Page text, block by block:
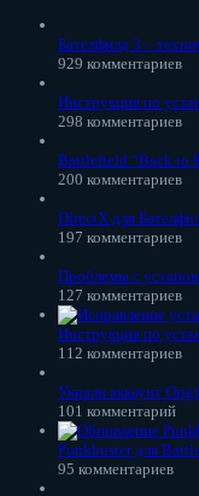
Бателфилд 3 –
929 комментариев
Инструкция по
298 комментариев
Battlefield “Back to
200 комментариев
DirectX для
197 комментариев
Проблемы с
127 комментариев
Инструкция по
112 комментариев
Украли аккаунт
101 комментарий
Punkbuster для
95 комментариев